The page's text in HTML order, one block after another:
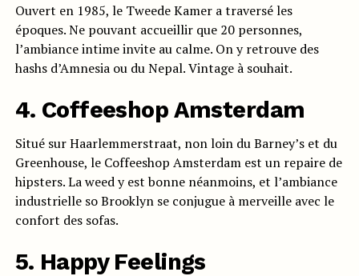
Ouvert en 1985, le Tweede Kamer a traversé les
époques. Ne pouvant accueillir que 20 personnes,
l’ambiance intime invite au calme. On y retrouve des
hashs d’Amnesia ou du Nepal. Vintage à souhait.
4. Coffeeshop Amsterdam
Situé sur Haarlemmerstraat, non loin du Barney’s et du
Greenhouse, le Coffeeshop Amsterdam est un repaire de
hipsters. La weed y est bonne néanmoins, et l’ambiance
industrielle so Brooklyn se conjugue à merveille avec le
confort des sofas.
5. Happy Feelings